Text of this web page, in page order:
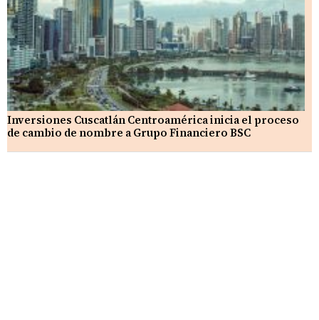
Inversiones Cuscatlán Centroamérica inicia el proceso
de cambio de nombre a Grupo Financiero BSC